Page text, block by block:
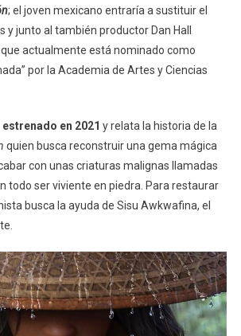
; el joven mexicano entraría a sustituir el
y junto al también productor Dan Hall
actualmente está nominado como
por la Academia de Artes y Ciencias
en 2021 y relata la historia de la
quien busca reconstruir una gema mágica
con unas criaturas malignas llamadas
todo ser viviente en piedra. Para restaurar
busca la ayuda de Sisu Awkwafina, el